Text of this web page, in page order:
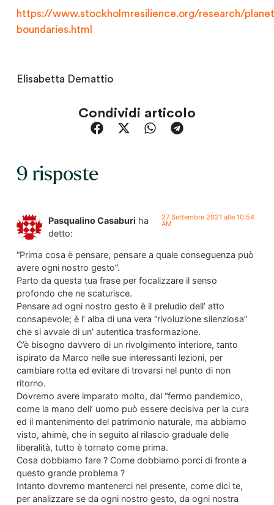
https://www.stockholmresilience.org/research/
boundaries.html
Elisabetta Demattio
Condividi articolo
9 risposte
Pasqualino Casaburi ha
detto:
27 Settembre 2021 alle 10:54
AM
“Prima cosa è pensare, pensare a quale conseguenza può
avere ogni nostro gesto”.
Parto da questa tua frase per focalizzare il senso
profondo che ne scaturisce.
Pensare ad ogni nostro gesto è il preludio dell’ atto
consapevole; è l’ alba di una vera “rivoluzione silenziosa”
che si avvale di un’ autentica trasformazione.
C’è bisogno davvero di un rivolgimento interiore, tanto
ispirato da Marco nelle sue interessanti lezioni, per
cambiare rotta ed evitare di trovarsi nel punto di non
ritorno.
Dovremo avere imparato molto, dal “fermo pandemico,
come la mano dell’ uomo può essere decisiva per la cura
ed il mantenimento del patrimonio naturale, ma abbiamo
visto, ahimè, che in seguito al rilascio graduale delle
liberalità, tutto è tornato come prima.
Cosa dobbiamo fare ? Come dobbiamo porci di fronte a
questo grande problema ?
Intanto dovremo mantenerci nel presente, come dici te,
per analizzare se da ogni nostro gesto, da ogni nostra